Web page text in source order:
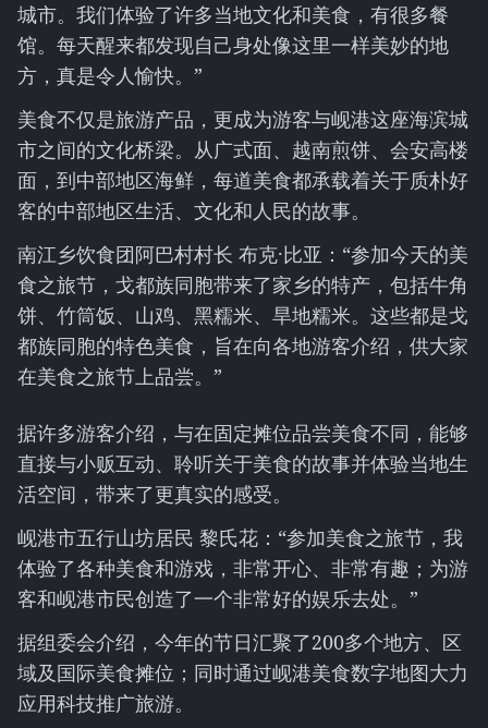
城市。我们体验了许多当地文化和美食，有很多餐
馆。每天醒来都发现自己身处像这里一样美妙的地
方，真是令人愉快。”
美食不仅是旅游产品，更成为游客与岘港这座海滨城
市之间的文化桥梁。从广式面、越南煎饼、会安高楼
面，到中部地区海鲜，每道美食都承载着关于质朴好
客的中部地区生活、文化和人民的故事。
南江乡饮食团阿巴村村长 布克·比亚：“参加今天的美
食之旅节，戈都族同胞带来了家乡的特产，包括牛角
饼、竹筒饭、山鸡、黑糯米、旱地糯米。这些都是戈
都族同胞的特色美食，旨在向各地游客介绍，供大家
在美食之旅节上品尝。”
据许多游客介绍，与在固定摊位品尝美食不同，能够
直接与小贩互动、聆听关于美食的故事并体验当地生
活空间，带来了更真实的感受。
岘港市五行山坊居民 黎氏花：“参加美食之旅节，我
体验了各种美食和游戏，非常开心、非常有趣；为游
客和岘港市民创造了一个非常好的娱乐去处。”
据组委会介绍，今年的节日汇聚了200多个地方、区
域及国际美食摊位；同时通过岘港美食数字地图大力
应用科技推广旅游。